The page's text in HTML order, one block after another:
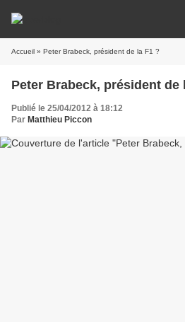
Accueil » Peter Brabeck, président de la F1 ?
Peter Brabeck, président de
Publié le 25/04/2012 à 18:12
Par Matthieu Piccon